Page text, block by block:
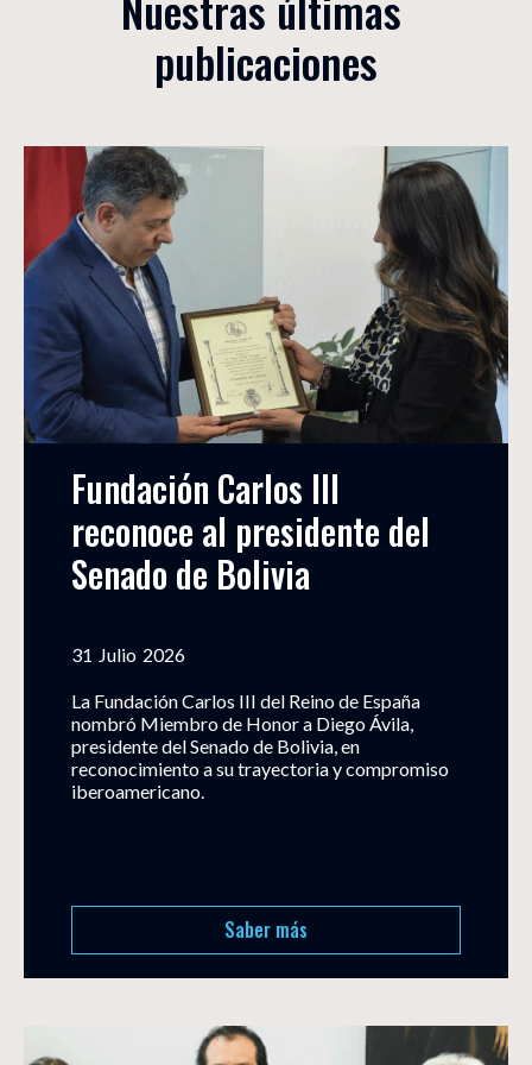
publicaciones
Fundación Carlos III
reconoce al presidente del
Senado de Bolivia
31 Julio 2026
La Fundación Carlos III del Reino de España
nombró Miembro de Honor a Diego Ávila,
presidente del Senado de Bolivia, en
reconocimiento a su trayectoria y compromiso
iberoamericano.
Saber más